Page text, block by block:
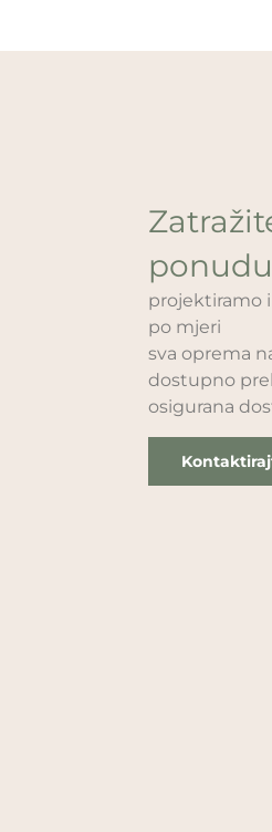
projektiramo
po mjeri
sva oprema
dostupno
osigurana